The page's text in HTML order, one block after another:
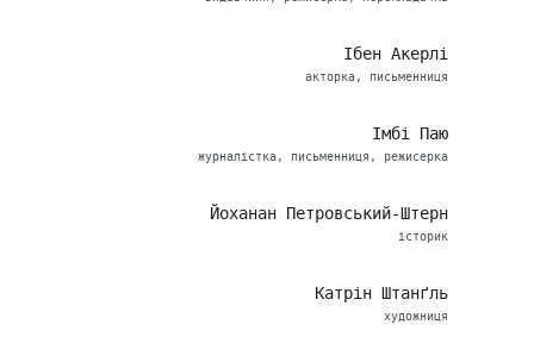
Ібен Акерлі
акторка, письменниця
Імбі Паю
журналістка, письменниця, режисерка
Йоханан Петровський-Штерн
історик
Катрін Штанґль
художниця